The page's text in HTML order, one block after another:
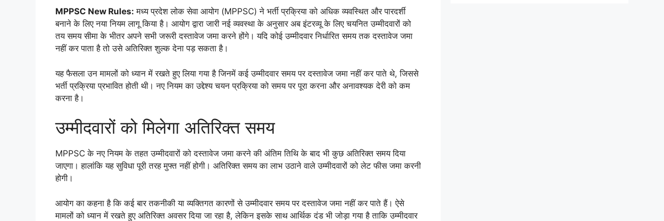
MPPSC New Rules: मध्य प्रदेश लोक सेवा आयोग (MPPSC) ने भर्ती प्रक्रिया को अधिक व्यवस्थित और पारदर्शी
बनाने के लिए नया नियम लागू किया है। आयोग द्वारा जारी नई व्यवस्था के अनुसार अब इंटरव्यू के लिए चयनित उम्मीदवारों को
तय समय सीमा के भीतर अपने सभी जरूरी दस्तावेज जमा करने होंगे। यदि कोई उम्मीदवार निर्धारित समय तक दस्तावेज जमा
नहीं कर पाता है तो उसे अतिरिक्त शुल्क देना पड़ सकता है।
यह फैसला उन मामलों को ध्यान में रखते हुए लिया गया है जिनमें कई उम्मीदवार समय पर दस्तावेज जमा नहीं कर पाते थे, जिससे
भर्ती प्रक्रिया प्रभावित होती थी। नए नियम का उद्देश्य चयन प्रक्रिया को समय पर पूरा करना और अनावश्यक देरी को कम
करना है।
उम्मीदवारों को मिलेगा अतिरिक्त समय
MPPSC के नए नियम के तहत उम्मीदवारों को दस्तावेज जमा करने की अंतिम तिथि के बाद भी कुछ अतिरिक्त समय दिया
जाएगा। हालांकि यह सुविधा पूरी तरह मुफ्त नहीं होगी। अतिरिक्त समय का लाभ उठाने वाले उम्मीदवारों को लेट फीस जमा करनी
होगी।
आयोग का कहना है कि कई बार तकनीकी या व्यक्तिगत कारणों से उम्मीदवार समय पर दस्तावेज जमा नहीं कर पाते हैं। ऐसे
मामलों को ध्यान में रखते हुए अतिरिक्त अवसर दिया जा रहा है, लेकिन इसके साथ आर्थिक दंड भी जोड़ा गया है ताकि उम्मीदवार